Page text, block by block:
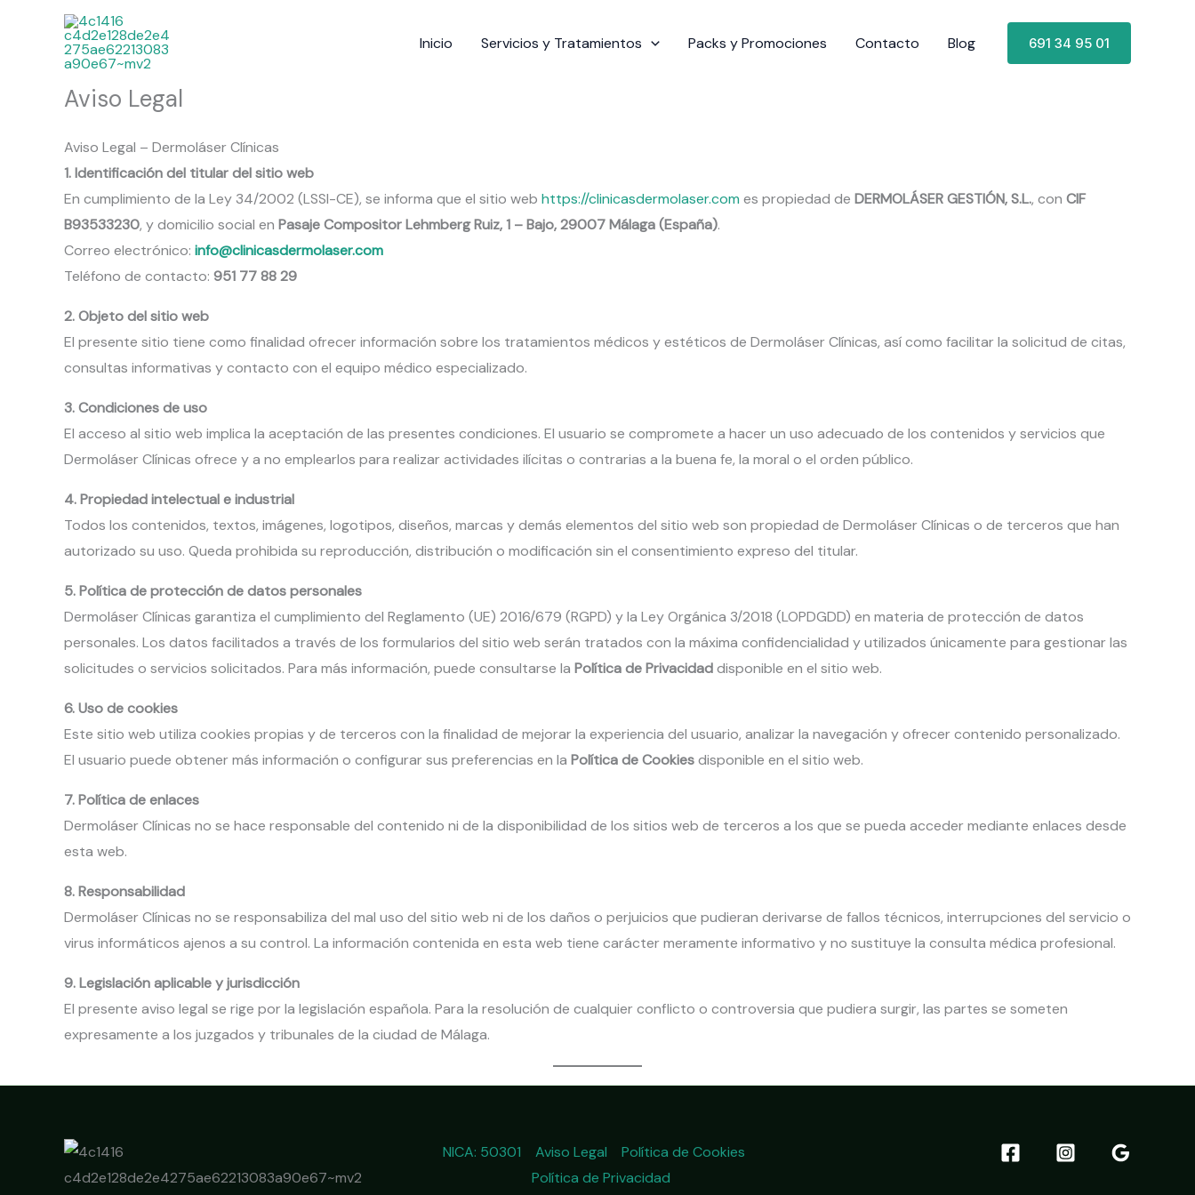
contenido
Inicio Servicios y Tratamientos Packs y Promociones Contacto Blog 691 34 95 01
Aviso Legal
Aviso Legal – Dermoláser Clínicas
1. Identificación del titular del sitio web
En cumplimiento de la Ley 34/2002 (LSSI-CE), se informa que el sitio web https://clinicasdermolaser.com es propiedad de DERMOLÁSER GESTIÓN, S.L., con CIF
B93533230, y domicilio social en Pasaje Compositor Lehmberg Ruiz, 1 – Bajo, 29007 Málaga (España).
Correo electrónico: info@clinicasdermolaser.com
Teléfono de contacto: 951 77 88 29
2. Objeto del sitio web
El presente sitio tiene como finalidad ofrecer información sobre los tratamientos médicos y estéticos de Dermoláser Clínicas, así como facilitar la solicitud de citas,
consultas informativas y contacto con el equipo médico especializado.
3. Condiciones de uso
El acceso al sitio web implica la aceptación de las presentes condiciones. El usuario se compromete a hacer un uso adecuado de los contenidos y servicios que
Dermoláser Clínicas ofrece y a no emplearlos para realizar actividades ilícitas o contrarias a la buena fe, la moral o el orden público.
4. Propiedad intelectual e industrial
Todos los contenidos, textos, imágenes, logotipos, diseños, marcas y demás elementos del sitio web son propiedad de Dermoláser Clínicas o de terceros que han
autorizado su uso. Queda prohibida su reproducción, distribución o modificación sin el consentimiento expreso del titular.
5. Política de protección de datos personales
Dermoláser Clínicas garantiza el cumplimiento del Reglamento (UE) 2016/679 (RGPD) y la Ley Orgánica 3/2018 (LOPDGDD) en materia de protección de datos
personales. Los datos facilitados a través de los formularios del sitio web serán tratados con la máxima confidencialidad y utilizados únicamente para gestionar las
solicitudes o servicios solicitados. Para más información, puede consultarse la Política de Privacidaddisponible en el sitio web.
6. Uso de cookies
Este sitio web utiliza cookies propias y de terceros con la finalidad de mejorar la experiencia del usuario, analizar la navegación y ofrecer contenido personalizado.
El usuario puede obtener más información o configurar sus preferencias en la Política de Cookiesdisponible en el sitio web.
7. Política de enlaces
Dermoláser Clínicas no se hace responsable del contenido ni de la disponibilidad de los sitios web de terceros a los que se pueda acceder mediante enlaces desde
esta web.
8. Responsabilidad
Dermoláser Clínicas no se responsabiliza del mal uso del sitio web ni de los daños o perjuicios que pudieran derivarse de fallos técnicos, interrupciones del servicio o
virus informáticos ajenos a su control. La información contenida en esta web tiene carácter meramente informativo y no sustituye la consulta médica profesional.
9. Legislación aplicable y jurisdicción
El presente aviso legal se rige por la legislación española. Para la resolución de cualquier conflicto o controversia que pudiera surgir, las partes se someten
expresamente a los juzgados y tribunales de la ciudad de Málaga.
NICA: 50301 Aviso Legal
Política de Cookies
Política de Privacidad